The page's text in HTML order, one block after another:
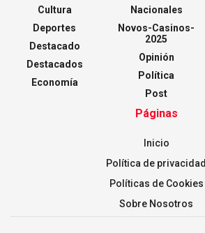
Cultura
Deportes
Destacado
Destacados
Economía
Nacionales
Novos-Casinos-
2025
Opinión
Política
Post
Páginas
Inicio
Política de privacidad
Políticas de Cookies
Sobre Nosotros